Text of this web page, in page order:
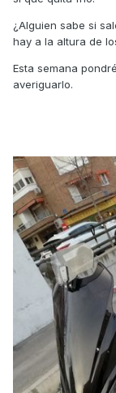
¿Alguien sabe si
hay a la altura de
Esta semana
averiguarlo.